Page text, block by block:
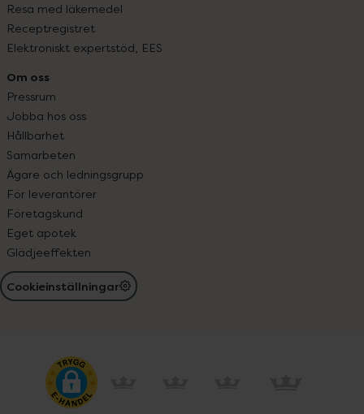
Resa med läkemedel
Receptregistret
Elektroniskt expertstöd, EES
Om oss
Pressrum
Jobba hos oss
Hållbarhet
Samarbeten
Ägare och ledningsgrupp
För leverantörer
Företagskund
Eget apotek
Glädjeeffekten
Cookieinställningar